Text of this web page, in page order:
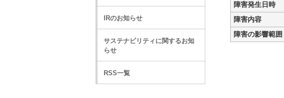
障害発生日時
障害内容
障害の影響範囲
IRのお知らせ
サステナビリティに関するお知
らせ
RSS一覧